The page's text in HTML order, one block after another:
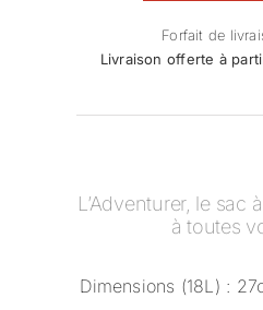
A
Forfait de
Livraison offerte à
L’Adventurer, le sac
à toutes
Dimensions (18L) :